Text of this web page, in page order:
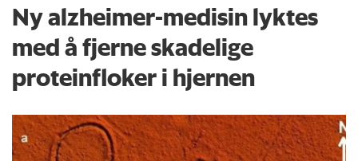
Ny alzheimer-medisin lyktes
med å fjerne skadelige
proteinfloker i hjernen